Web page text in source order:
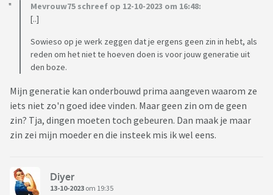
Mevrouw75 schreef op 12-10-2023 om 16:48:
[..]
Sowieso op je werk zeggen dat je ergens geen zin in hebt, als
reden om het niet te hoeven doen is voor jouw generatie uit
den boze.
Mijn generatie kan onderbouwd prima aangeven waarom ze
iets niet zo'n goed idee vinden. Maar geen zin om de geen
zin? Tja, dingen moeten toch gebeuren. Dan maak je maar
zin zei mijn moeder en die insteek mis ik wel eens.
Diyer
13-10-2023 om 19:35